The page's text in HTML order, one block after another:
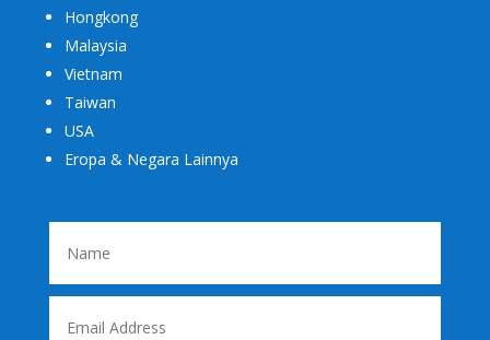
Hongkong
Malaysia
Vietnam
Taiwan
USA
Eropa & Negara Lainnya